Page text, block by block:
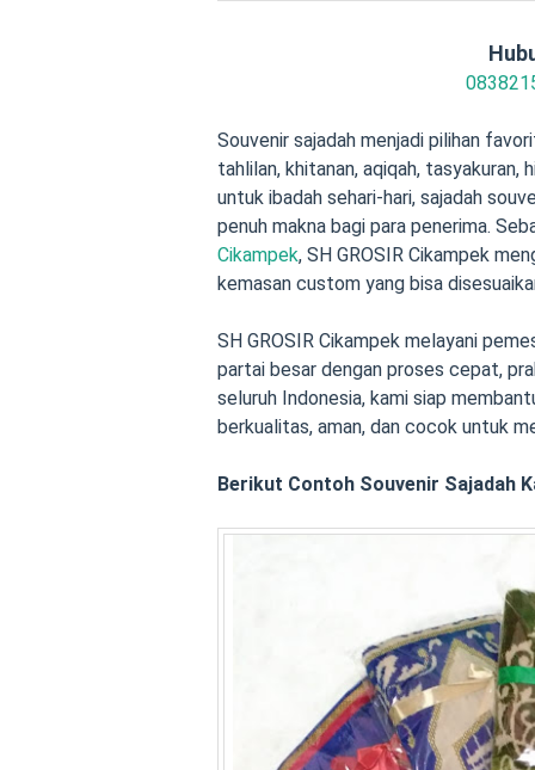
Souvenir sajadah menjadi pilihan
tahlilan, khitanan, aqiqah, tasyakuran,
untuk ibadah sehari-hari, sajadah
penuh makna bagi para penerima.
Cikampek, SH GROSIR Cikampek
kemasan custom yang bisa
SH GROSIR Cikampek melayani
partai besar dengan proses cepat,
seluruh Indonesia, kami siap
berkualitas, aman, dan cocok untuk
Berikut Contoh Souvenir Sajadah